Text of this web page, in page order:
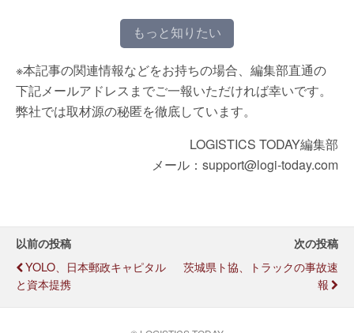
もっと知りたい
※本記事の関連情報などをお持ちの場合、編集部直通の
下記メールアドレスまでご一報いただければ幸いです。
弊社では取材源の秘匿を徹底しています。
LOGISTICS TODAY編集部
メール：support@logi-today.com
以前の投稿
YOLO、日本郵政キャピタル
と資本提携
次の投稿
茨城県ト協、トラックの事故速
報